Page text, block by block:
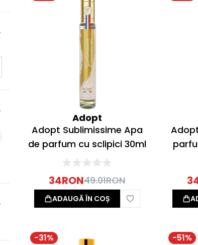
Adopt
Adopt Sublimissime Apa
de parfum cu sclipici 30ml
34RON49.01RON
ADAUGĂ ÎN COȘ
-31% -51%